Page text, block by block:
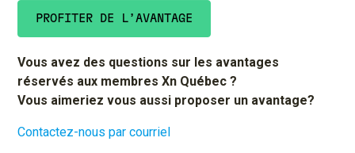
PROFITER DE L’AVANTAGE
Vous avez des questions sur les avantages
réservés aux membres Xn Québec ?
Vous aimeriez vous aussi proposer un avantage?
Contactez-nous par courriel